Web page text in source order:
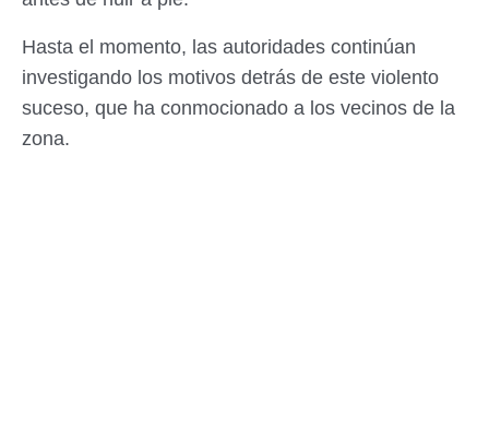
Hasta el momento, las autoridades continúan
investigando los motivos detrás de este violento
suceso, que ha conmocionado a los vecinos de la
zona.